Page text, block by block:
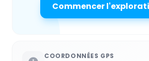
Commencer
COORDONNÉES GPS